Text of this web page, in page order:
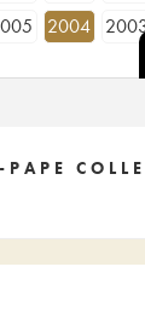
2004